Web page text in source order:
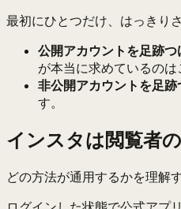
最初にひとつだけ、はっきり
公開アカウントを足跡つ
が本当に求めているのは
非公開アカウントを足跡
す。
インスタは閲覧者
どの方法が通用するかを理解